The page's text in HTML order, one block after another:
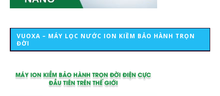
VUOXA – MÁY LỌC NƯỚC ION KIỀM BẢO HÀNH TRỌN
ĐỜI